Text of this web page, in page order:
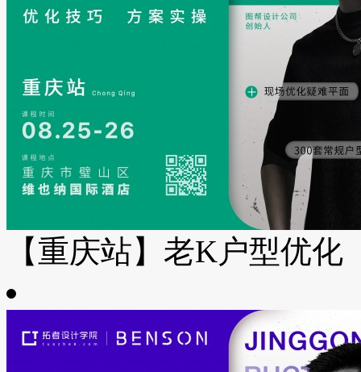
【重庆站】老K户型优化